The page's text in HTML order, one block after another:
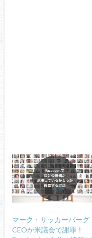
マーク・ザッカーバーグ
CEOが米議会で謝罪！